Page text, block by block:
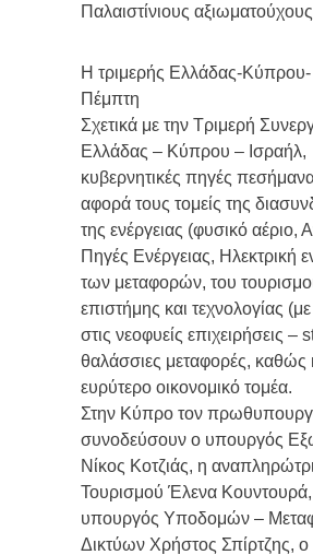
Παλαιστίνιους
Η τριμερής Ελλάδας-Κύπρου-
Πέμπτη
Σχετικά με την Τριμερή
Ελλάδας – Κύπρου – Ισραήλ,
κυβερνητικές πηγές
αφορά τους τομείς της
της ενέργειας (φυσικό αέριο,
Πηγές Ενέργειας, Ηλεκτρική
των μεταφορών, του
επιστήμης και τεχνολογίας
στις νεοφυείς επιχειρήσεις –
θαλάσσιες μεταφορές, καθώς
ευρύτερο οικονομικό τομέα.
Στην Κύπρο τον
συνοδεύσουν ο υπουργός
Νίκος Κοτζιάς, η
Τουρισμού Έλενα
υπουργός Υποδομών –
Δικτύων Χρήστος Σπίρτζης, ο